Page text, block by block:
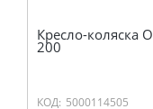
Кресло-коляска
200
КОД: 5000114505